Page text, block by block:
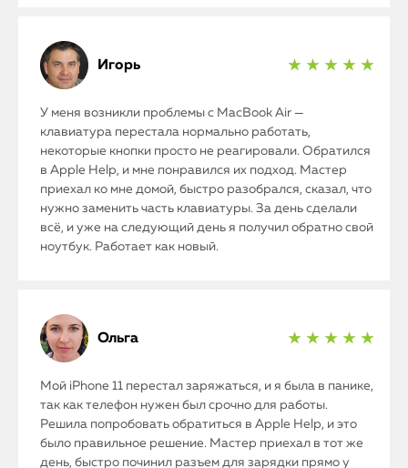
Mac Mini
О нас
Контакты
Статьи
Игорь ★ ★ ★ ★ ★
У меня возникли проблемы с MacBook Air —
клавиатура перестала нормально работать,
некоторые кнопки просто не реагировали. Обратился
в Apple Help, и мне понравился их подход. Мастер
приехал ко мне домой, быстро разобрался, сказал, что
нужно заменить часть клавиатуры. За день сделали
всё, и уже на следующий день я получил обратно свой
ноутбук. Работает как новый.
Ольга ★ ★ ★ ★ ★
Мой iPhone 11 перестал заряжаться, и я была в панике,
так как телефон нужен был срочно для работы.
Решила попробовать обратиться в Apple Help, и это
было правильное решение. Мастер приехал в тот же
день, быстро починил разъем для зарядки прямо у